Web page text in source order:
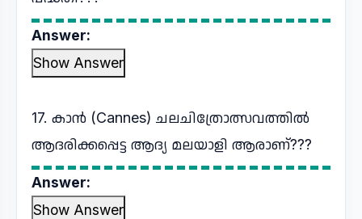
Answer:
Show Answer
17. കാന്‍ (Cannes) ചലചിത്രോത്സവത്തില്‍
ആദരിക്കപ്പെട്ട ആദ്യ മലയാളി ആരാണ്???
Answer:
Show Answer